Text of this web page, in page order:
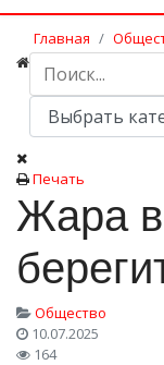
Главная
Печать
Жара
Общество
10.07.2025
164